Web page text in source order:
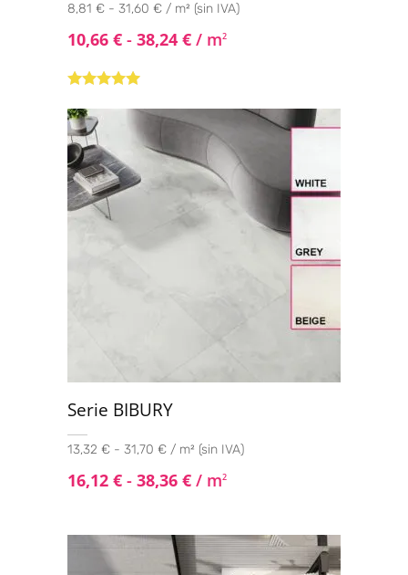
8,81 € - 31,60 € / m² (sin IVA)
10,66 € - 38,24 € / m2
5.00de 5
Serie BIBURY
13,32 € - 31,70 € / m² (sin IVA)
16,12 € - 38,36 € / m2